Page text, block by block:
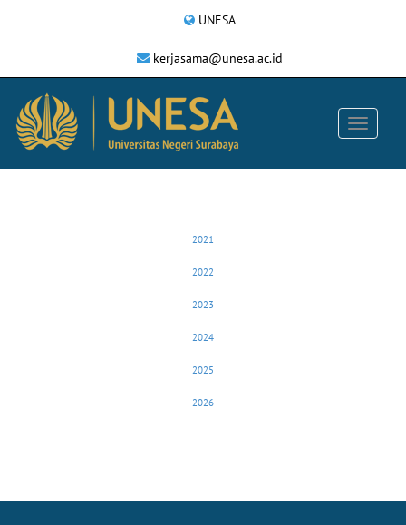
UNESA
kerjasama@unesa.ac.id
2021
2022
2023
2024
2025
2026